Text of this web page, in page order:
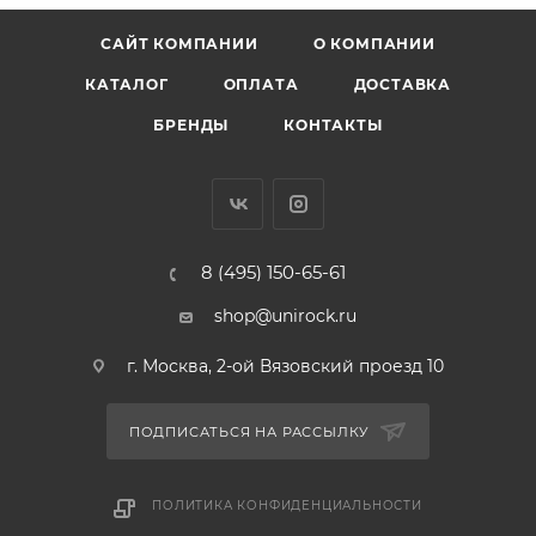
САЙТ КОМПАНИИ О КОМПАНИИ
КАТАЛОГ ОПЛАТА ДОСТАВКА
БРЕНДЫ КОНТАКТЫ
8 (495) 150-65-61
shop@unirock.ru
г. Москва, 2-ой Вязовский проезд 10
ПОДПИСАТЬСЯ НА РАССЫЛКУ
ПОЛИТИКА КОНФИДЕНЦИАЛЬНОСТИ